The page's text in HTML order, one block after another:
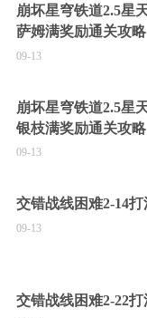
崩坏星穹铁道2.5星
萨姆满奖励通关攻略
09-13
崩坏星穹铁道2.5星
银枝满奖励通关攻略
09-13
交错战线困难2-14
09-13
交错战线困难2-22